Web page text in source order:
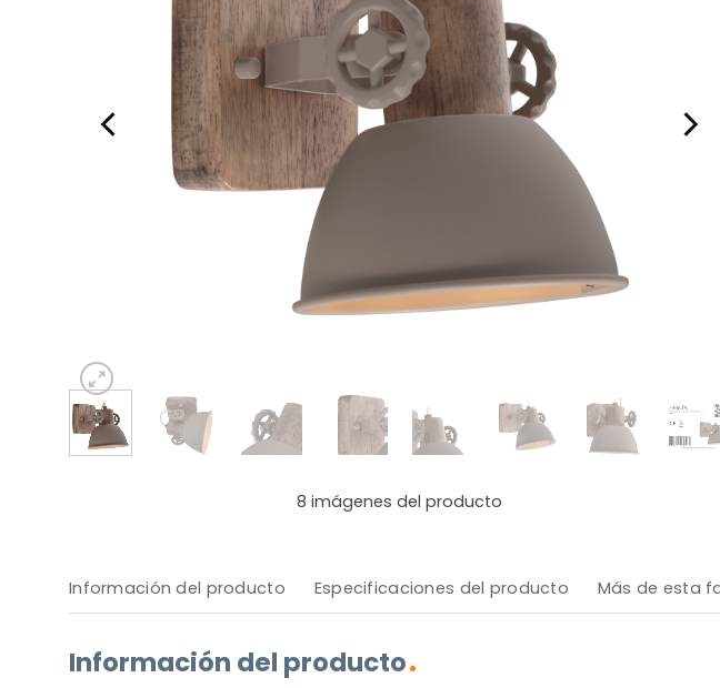
8 imágenes del producto
Información del producto Especificaciones del producto Más de esta
Información del producto